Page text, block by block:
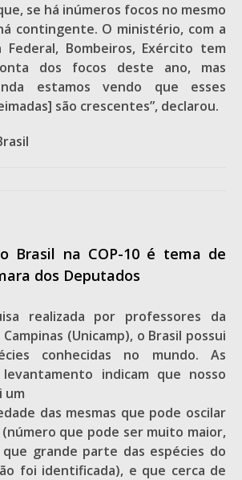
se há inúmeros focos no mesmo
contingente. O ministério, com a
Federal, Bombeiros, Exército tem
dos focos deste ano, mas
estamos vendo que esses
são crescentes”, declarou.
Brasil na COP-10 é tema de
dos Deputados
realizada por professores da
(Unicamp), o Brasil possui
conhecidas no mundo. As
indicam que nosso
um
das mesmas que pode oscilar
(número que pode ser muito maior,
grande parte das espécies do
foi identificada), e que cerca de